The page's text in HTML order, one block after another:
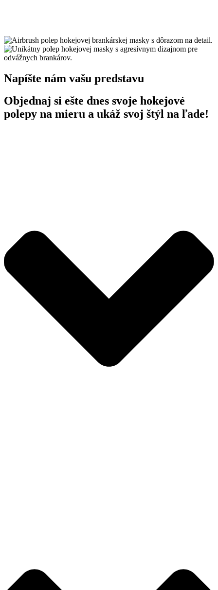
Napíšte nám vašu predstavu
Objednaj si ešte dnes svoje hokejové
polepy na mieru a ukáž svoj štýl na ľade!